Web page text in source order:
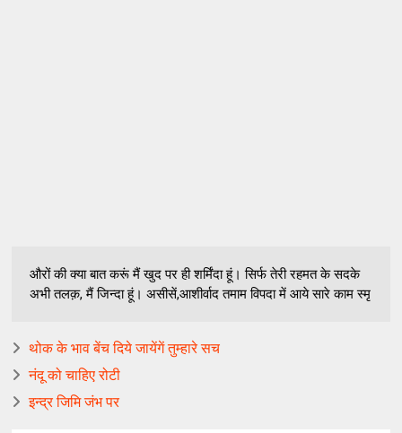
औरों की क्या बात करूं मैं खुद पर ही शर्मिंदा हूं। सिर्फ तेरी रहमत के सदके
अभी तलक़, मैं जिन्दा हूं। असीसें,आशीर्वाद तमाम विपदा में आये सारे काम स्मृ
थोक के भाव बेंच दिये जायेंगें तुम्हारे सच
नंदू को चाहिए रोटी
इन्द्र जिमि जंभ पर